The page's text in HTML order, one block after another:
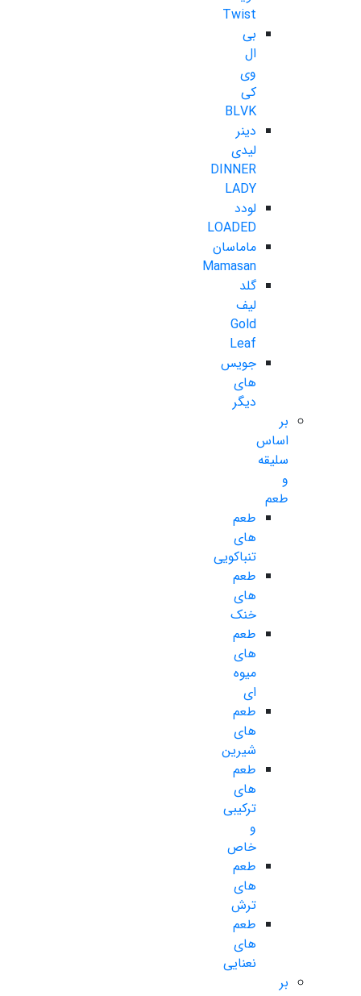
Twist
بی
ال
وی
کی
BLVK
دینر
لیدی
DINNER
LADY
لودد
LOADED
ماماسان
Mamasan
گلد
لیف
Gold
Leaf
جویس
های
دیگر
بر
اساس
سلیقه
و
طعم
طعم
های
تنباکویی
طعم
های
خنک
طعم
های
میوه
ای
طعم
های
شیرین
طعم
های
ترکیبی
و
خاص
طعم
های
ترش
طعم
های
نعنایی
بر